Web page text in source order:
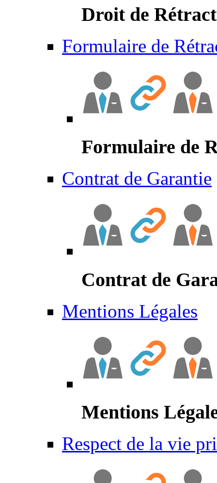
Droit de
Formulaire de
Formulaire de
Contrat de Garantie
Contrat de
Mentions Légales
Mentions
Respect de la vie